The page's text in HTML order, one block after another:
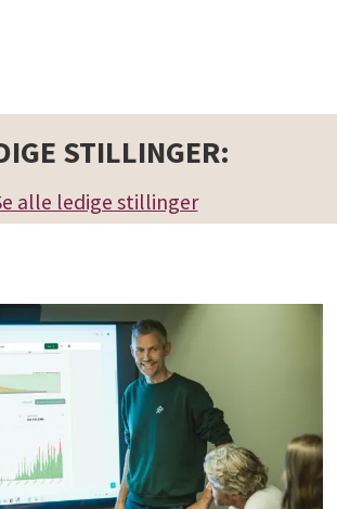
STILLINGER:
alle ledige stillinger